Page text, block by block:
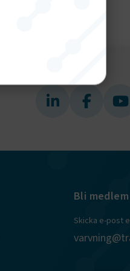
Bli medlem
Skicka e-post
ihåg